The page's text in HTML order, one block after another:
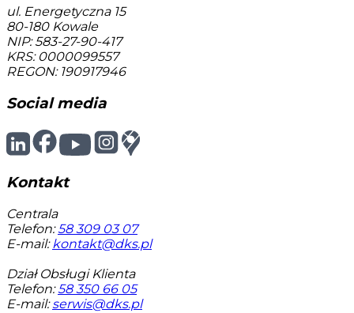
ul. Energetyczna 15
80-180 Kowale
NIP: 583-27-90-417
KRS: 0000099557
REGON: 190917946
Social media
Kontakt
Centrala
Telefon: 58 309 03 07
E-mail: kontakt@dks.pl
Dział Obsługi Klienta
Telefon: 58 350 66 05
E-mail: serwis@dks.pl